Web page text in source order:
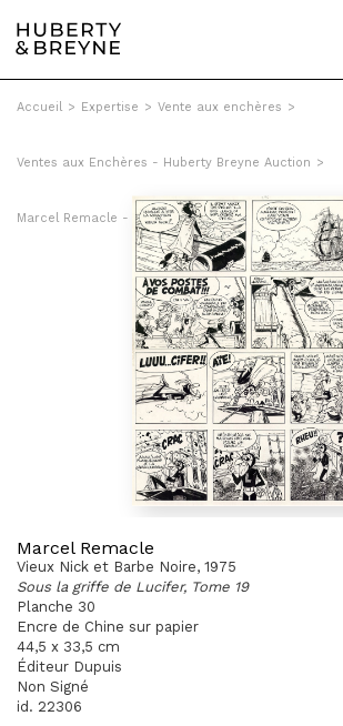
Accueil > Expertise > Vente aux enchères >
Ventes aux Enchères - Huberty Breyne Auction >
Marcel Remacle - Sous la griffe de Lucifer, Tome 19
Marcel Remacle
Vieux Nick et Barbe Noire, 1975
Sous la griffe de Lucifer, Tome 19
Planche 30
Encre de Chine sur papier
44,5 x 33,5 cm
Éditeur Dupuis
Non Signé
id. 22306